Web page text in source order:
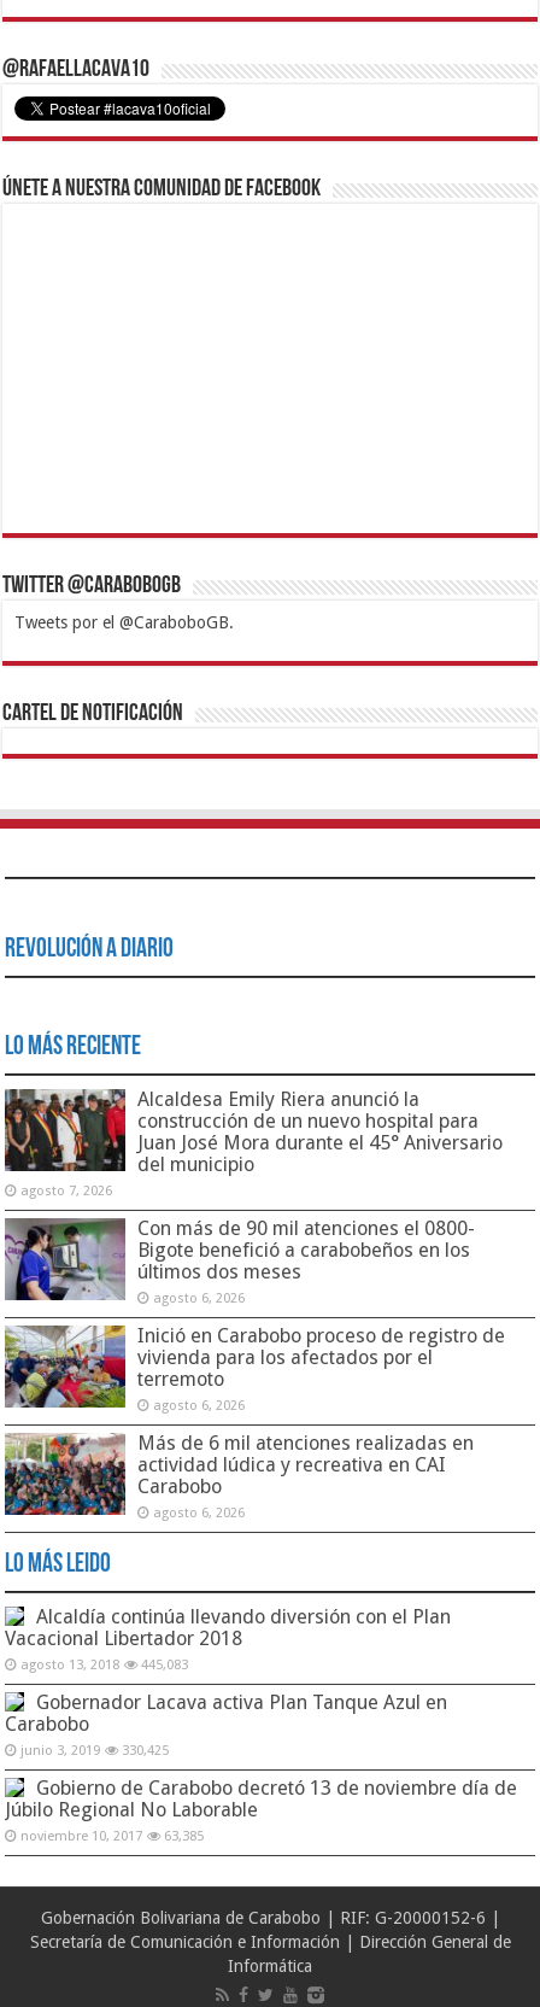
@RafaelLacava10
Únete a nuestra comunidad de Facebook
Twitter @CaraboboGB
Tweets por el @CaraboboGB.
1xbetBetturkeyBetistKralbetSupertotobetTipobetMatadorbetMariobet
https://mvbcasino.com/
Cartel de Notificación
Revolución a Diario
Lo Más Reciente
Alcaldesa Emily Riera anunció la
construcción de un nuevo hospital para
Juan José Mora durante el 45° Aniversario
del municipio
agosto 7, 2026
Con más de 90 mil atenciones el 0800-
Bigote benefició a carabobeños en los
últimos dos meses
agosto 6, 2026
Inició en Carabobo proceso de registro de
vivienda para los afectados por el
terremoto
agosto 6, 2026
Más de 6 mil atenciones realizadas en
actividad lúdica y recreativa en CAI
Carabobo
agosto 6, 2026
Lo Más Leido
Alcaldía continúa llevando diversión con el Plan
Vacacional Libertador 2018
agosto 13, 2018 445,083
Gobernador Lacava activa Plan Tanque Azul en
Carabobo
junio 3, 2019 330,425
Gobierno de Carabobo decretó 13 de noviembre día de
Júbilo Regional No Laborable
noviembre 10, 2017 63,385
Gobernación Bolivariana de Carabobo | RIF: G-20000152-6 |
Secretaría de Comunicación e Información | Dirección General de
Informática